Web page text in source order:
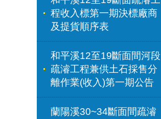
程收入標第一期決標廠商
及提貨順序表
和平溪12至19斷面間河段
疏濬工程兼供土石採售分
離作業(收入)第一期公告
蘭陽溪30~34斷面間疏濬